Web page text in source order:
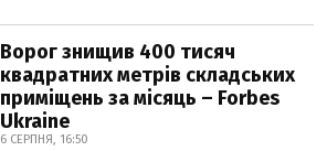
Ворог знищив 400 тисяч
квадратних метрів складських
приміщень за місяць – Forbes
Ukraine
6 СЕРПНЯ, 16:50